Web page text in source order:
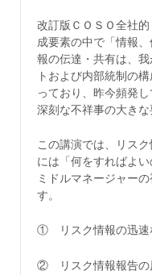
改訂版ＣＯＳＯ全社
成要素の中で「情報
報の伝達・共有は、
トおよび内部統制の
っており、昨今頻発
深刻な不祥事の大きな
この講演では、リス
には「何をすればよ
ミドルマネージャー
す。
① リスク情報の迅速
② リスク情報報告の